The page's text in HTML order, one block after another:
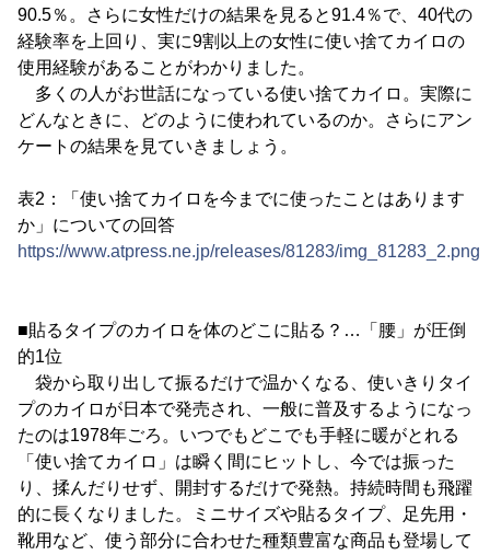
90.5％。さらに女性だけの結果を見ると91.4％で、40代の
経験率を上回り、実に9割以上の女性に使い捨てカイロの
使用経験があることがわかりました。
多くの人がお世話になっている使い捨てカイロ。実際に
どんなときに、どのように使われているのか。さらにアン
ケートの結果を見ていきましょう。
表2：「使い捨てカイロを今までに使ったことはあります
か」についての回答
https://www.atpress.ne.jp/releases/81283/img_81283_2.png
■貼るタイプのカイロを体のどこに貼る？…「腰」が圧倒
的1位
袋から取り出して振るだけで温かくなる、使いきりタイ
プのカイロが日本で発売され、一般に普及するようになっ
たのは1978年ごろ。いつでもどこでも手軽に暖がとれる
「使い捨てカイロ」は瞬く間にヒットし、今では振った
り、揉んだりせず、開封するだけで発熱。持続時間も飛躍
的に長くなりました。ミニサイズや貼るタイプ、足先用・
靴用など、使う部分に合わせた種類豊富な商品も登場して